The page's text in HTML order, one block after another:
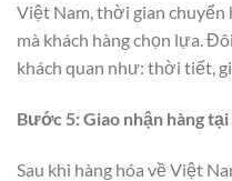
Việt Nam, thời gian chuyển
mà khách hàng chọn lựa.
khách quan như: thời tiết,
Bước 5: Giao nhận hàng
Sau khi hàng hóa về Việt